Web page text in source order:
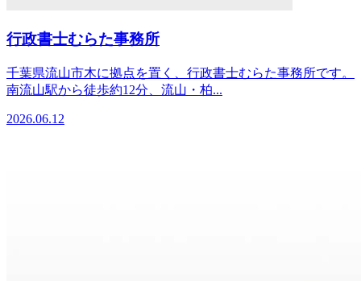
行政書士むらた事務所
千葉県流山市木に拠点を置く、行政書士むらた事務所です。
南流山駅から徒歩約12分、流山・柏...
2026.06.12